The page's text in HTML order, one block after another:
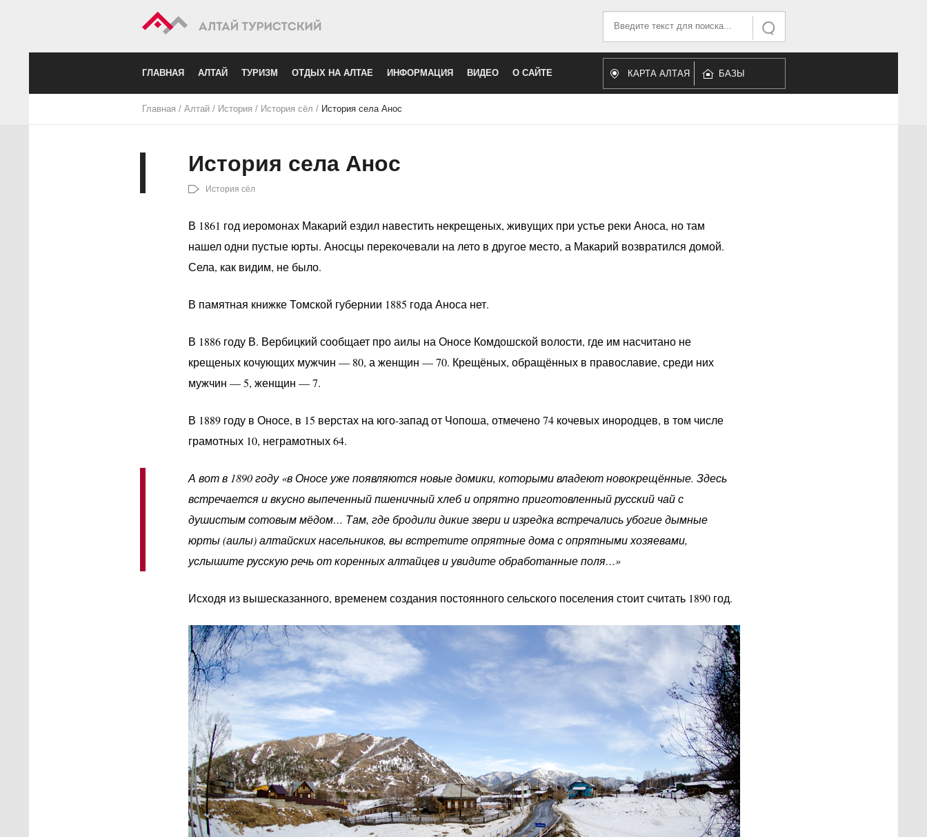
Искать
Искать...
ГЛАВНАЯ АЛТАЙ ТУРИЗМ ОТДЫХ НА АЛТАЕ ИНФОРМАЦИЯ ВИДЕО О САЙТЕ КАРТА АЛТАЯ БАЗЫ
Главная / Алтай/ История / История сёл / История села Анос
История села Анос
История сёл
В 1861 год иеромонах Макарий ездил навестить некрещеных, живущих при устье реки Аноса, но там
нашел одни пустые юрты. Аносцы перекочевали на лето в другое место, а Макарий возвратился домой.
Села, как видим, не было.
В памятная книжке Томской губернии 1885 года Аноса нет.
В 1886 году В. Вербицкий сообщает про аилы на Оносе Комдошской волости, где им насчитано не
крещеных кочующих мужчин — 80, а женщин — 70. Крещёных, обращённых в православие, среди них
мужчин — 5, женщин — 7.
В 1889 году в Оносе, в 15 верстах на юго-запад от Чопоша, отмечено 74 кочевых инородцев, в том числе
грамотных 10, неграмотных 64.
А вот в 1890 году «в Оносе уже появляются новые домики, которыми владеют новокрещённые. Здесь
встречается и вкусно выпеченный пшеничный хлеб и опрятно приготовленный русский чай с
душистым сотовым мёдом… Там, где бродили дикие звери и изредка встречались убогие дымные
юрты (аилы) алтайских насельников, вы встретите опрятные дома с опрятными хозяевами,
услышите русскую речь от коренных алтайцев и увидите обработанные поля…»
Исходя из вышесказанного, временем создания постоянного сельского поселения стоит считать 1890 год.